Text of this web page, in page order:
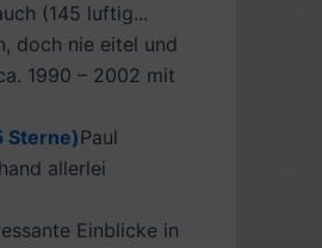
(145 luftig...
doch nie eitel und
1990 – 2002 mit
Sterne)Paul
allerlei
Einblicke in